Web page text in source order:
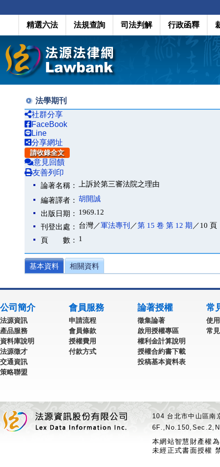
精選六法 法規查詢 司法判解 行政函釋
法學期刊
社群分享
FaceBook
Line
分享網址
請收錄全文
意見回饋
友善列印
論著名稱： 上訴於第三審法院之理由
編著譯者： 胡開誠
出版日期： 1969.12
刊登出處： 台灣／軍法專刊 ／第 15 卷 第 12 期 ／10 頁
頁 數： 1
基本資料 相關資料
公司簡介
法源資訊
產品服務
資料庫說明
法源徵才
交通資訊
策略聯盟
會員服務
申請流程
會員條款
授權費用
付款方式
論著授權
徵集論著
啟用授權專區
權利金計算說明
授權合約書下載
投稿基本資料表
常
使
常
104 台北市中山區
本網站智慧財產權
未經正式書面授權